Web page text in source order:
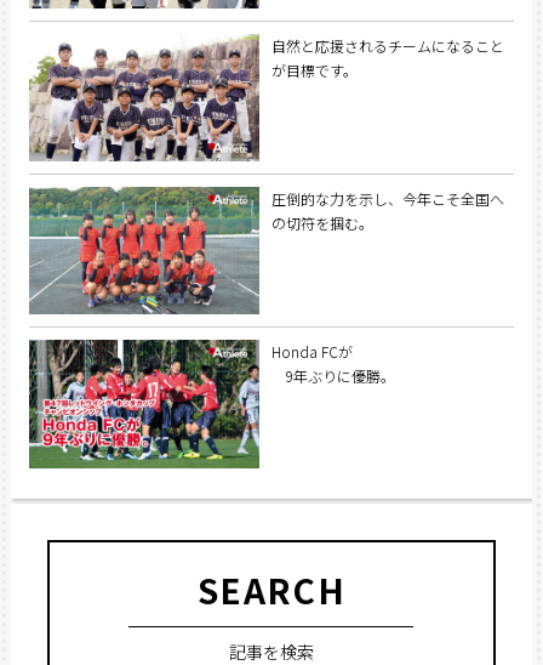
自然と応援されるチームになること
が目標です。
圧倒的な力を示し、今年こそ全国へ
の切符を掴む。
Honda FCが
9年ぶりに優勝。
SEARCH
記事を検索